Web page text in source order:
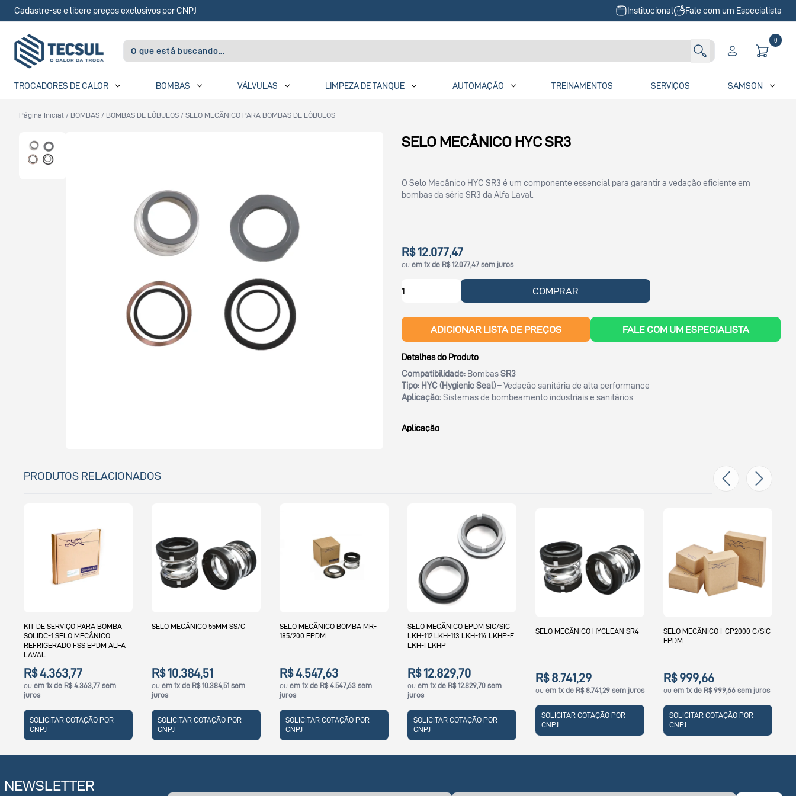
Cadastre-se e libere preços exclusivos por CNPJ Institucional Fale com um Especialista
0
TROCADORES DE CALOR BOMBAS VÁLVULAS LIMPEZA DE TANQUE AUTOMAÇÃO TREINAMENTOS SERVIÇOS SAMSON
Página Inicial / BOMBAS / BOMBAS DE LÓBULOS / SELO MECÂNICO PARA BOMBAS DE LÓBULOS
SELO MECÂNICO HYC SR3
O Selo Mecânico HYC SR3 é um componente essencial para garantir a vedação eficiente em
bombas da série SR3 da Alfa Laval.
R$ 12.077,47
ouem 1x de R$ 12.077,47 sem juros
COMPRAR
ADICIONAR LISTA DE PREÇOS FALE COM UM ESPECIALISTA
Detalhes do Produto
Compatibilidade: BombasSR3
Tipo: HYC (Hygienic Seal)– Vedação sanitária de alta performance
Aplicação:Sistemas de bombeamento industriais e sanitários
Aplicação
PRODUTOS RELACIONADOS
KIT DE SERVIÇO PARA BOMBA
SOLIDC-1 SELO MECÂNICO
REFRIGERADO FSS EPDM ALFA
LAVAL
R$ 4.363,77
em 1x de R$ 4.363,77 sem
SOLICITAR COTAÇÃO POR
SELO MECÂNICO 55MM SS/C
R$ 10.384,51
em 1x de R$ 10.384,51 sem
SOLICITAR COTAÇÃO POR
SELO MECÂNICO BOMBA MR-
185/200 EPDM
R$ 4.547,63
em 1x de R$ 4.547,63 sem
SOLICITAR COTAÇÃO POR
SELO MECÂNICO EPDM SIC/SIC
LKH-112 LKH-113 LKH-114 LKHP-F
LKH-I LKHP
R$ 12.829,70
em 1x de R$ 12.829,70 sem
SOLICITAR COTAÇÃO POR
SELO MECÂNICO HYCLEAN SR4
R$ 8.741,29
em 1x de R$ 8.741,29 sem juros
SOLICITAR COTAÇÃO POR
SELO MECÂNICO I-CP2000 C/SIC
R$ 999,66
ou em 1x de R$ 999,66 sem juros
SOLICITAR COTAÇÃO POR
NEWSLETTER